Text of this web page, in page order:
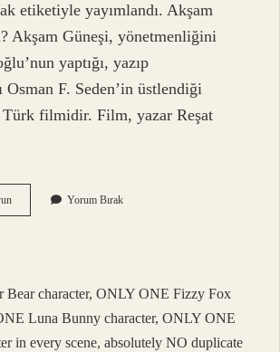
etiketiyle yayımlandı. Akşam
Akşam Güneşi, yönetmenliğini
yaptığı, yazıp
Osman F. Seden’in üstlendiği
Türk filmidir. Film, yazar Reşat
Akşam
Güneşi
Yorum Bırak
Bear character, ONLY ONE Fizzy Fox
Luna Bunny character, ONLY ONE
in every scene, absolutely NO duplicate